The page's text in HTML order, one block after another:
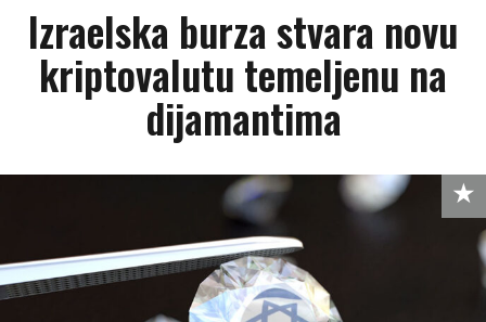
Izraelska burza stvara novu
kriptovalutu temeljenu na
dijamantima